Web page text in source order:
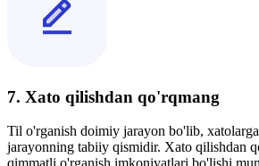
7. Xato qilishdan qo'rqmang
Til o'rganish doimiy jarayon bo'lib,
jarayonning tabiiy qismidir. Xato qilishdan